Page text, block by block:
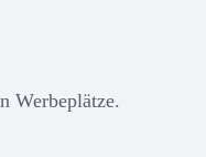
Werbeplätze.